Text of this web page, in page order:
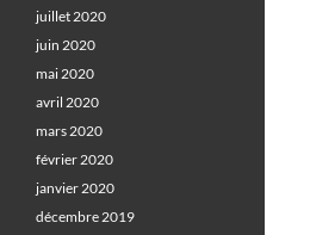
juillet 2020
juin 2020
mai 2020
avril 2020
mars 2020
février 2020
janvier 2020
décembre 2019